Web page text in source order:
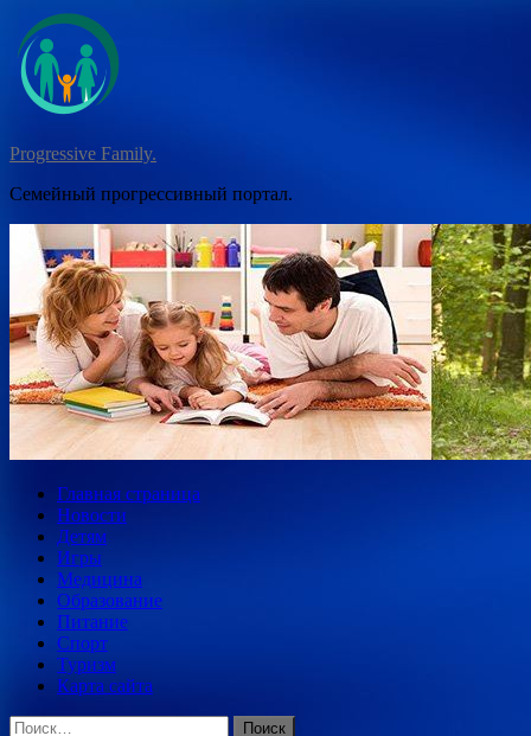
Перейти
содержимому
Progressive Family.
Семейный прогрессивный портал.
Главная страница
Новости
Детям
Игры
Медицина
Образование
Питание
Спорт
Туризм
Карта сайта
Найти: